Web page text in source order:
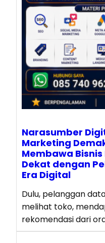
Narasumber
Marketing
Membawa Bisnis
Dekat dengan
Era Digital
Dulu, pelanggan
melihat toko,
rekomendasi dari